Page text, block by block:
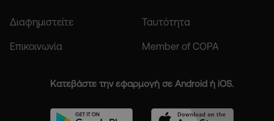
Διαφημιστείτε Ταυτότητα
Επικοινωνία Member of COPA
Κατεβάστε την εφαρμογή σε Android ή iOS.